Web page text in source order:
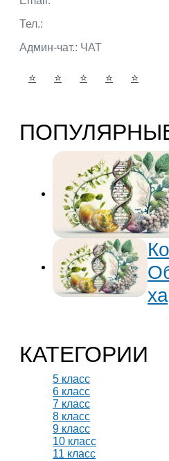
Тел.:
Админ-чат.: ЧАТ
⭐ ⭐ ⭐ ⭐ ⭐
КАТЕГОРИИ
5 класс
6 класс
7 класс
8 класс
9 класс
10 класс
11 класс